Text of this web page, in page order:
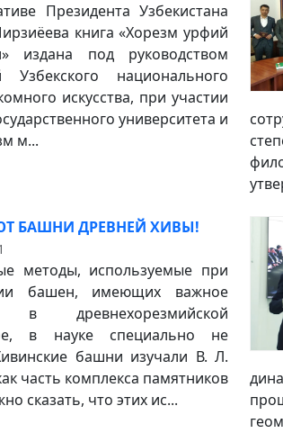
Президента Узбекистана
книга «Хорезм урфий
издана под руководством
Узбекского национального
искусства, при участии
университета и
м...
БАШНИ ДРЕВНЕЙ ХИВЫ!
методы, используемые при
башен, имеющих важное
в древнехорезмийской
в науке специально не
башни изучали В. Л.
часть комплекса памятников
сказать, что этих ис...